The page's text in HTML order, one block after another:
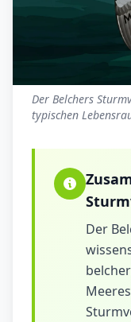
Der Belchers
typischen
Der